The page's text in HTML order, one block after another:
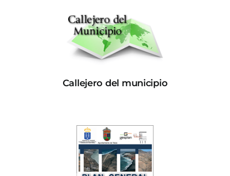
Callejero del municipio